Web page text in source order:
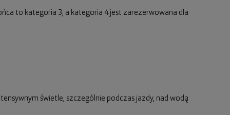
to kategoria 3, a kategoria 4 jest zarezerwowana dla
świetle, szczególnie podczas jazdy, nad wodą